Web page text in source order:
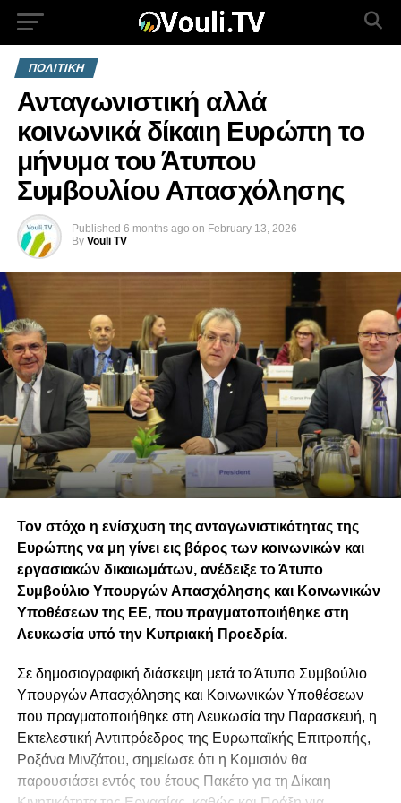
ΠΟΛΙΤΙΚΗ
Ανταγωνιστική αλλά
κοινωνικά δίκαιη Ευρώπη το
μήνυμα του Άτυπου
Συμβουλίου Απασχόλησης
Published 6 months ago on February 13, 2026
By Vouli TV
Τον στόχο η ενίσχυση της ανταγωνιστικότητας της
Ευρώπης να μη γίνει εις βάρος των κοινωνικών και
εργασιακών δικαιωμάτων, ανέδειξε το Άτυπο
Συμβούλιο Υπουργών Απασχόλησης και Κοινωνικών
Υποθέσεων της ΕΕ, που πραγματοποιήθηκε στη
Λευκωσία υπό την Κυπριακή Προεδρία.
Σε δημοσιογραφική διάσκεψη μετά το Άτυπο Συμβούλιο
Υπουργών Απασχόλησης και Κοινωνικών Υποθέσεων
που πραγματοποιήθηκε στη Λευκωσία την Παρασκευή, η
Εκτελεστική Αντιπρόεδρος της Ευρωπαϊκής Επιτροπής,
Ροξάνα Μινζάτου, σημείωσε ότι η Κομισιόν θα
παρουσιάσει εντός του έτους Πακέτο για τη Δίκαιη